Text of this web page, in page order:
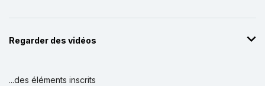
Regarder des vidéos
...des éléments inscrits